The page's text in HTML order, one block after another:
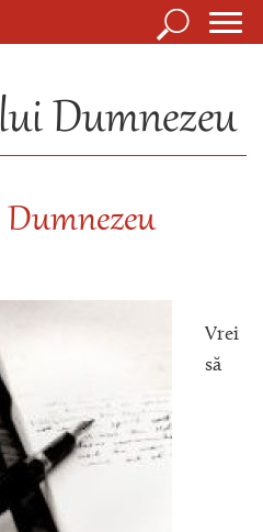
Căutare
Dumnezeu
Vrei
să